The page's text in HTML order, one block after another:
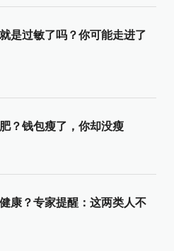
是过敏了吗？你可能走进了
？钱包瘦了，你却没瘦
康？专家提醒：这两类人不